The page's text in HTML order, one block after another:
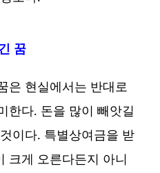
꿈
은 현실에서는 반대로
한다. 돈을 많이 빼앗길
이다. 특별상여금을 받
크게 오른다든지 아니